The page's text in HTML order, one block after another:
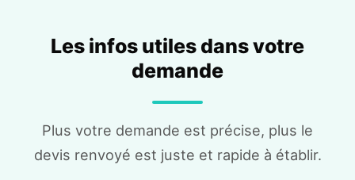
Les infos utiles dans votre
demande
Plus votre demande est précise, plus le
devis renvoyé est juste et rapide à établir.